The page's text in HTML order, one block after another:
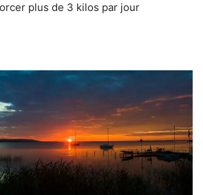
plus de 3 kilos par jour